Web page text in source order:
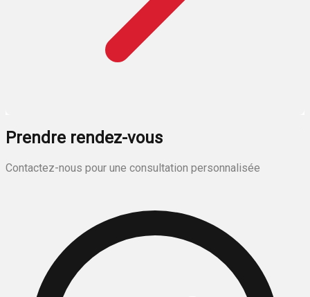
Prendre rendez-vous
Contactez-nous pour une consultation personnalisée